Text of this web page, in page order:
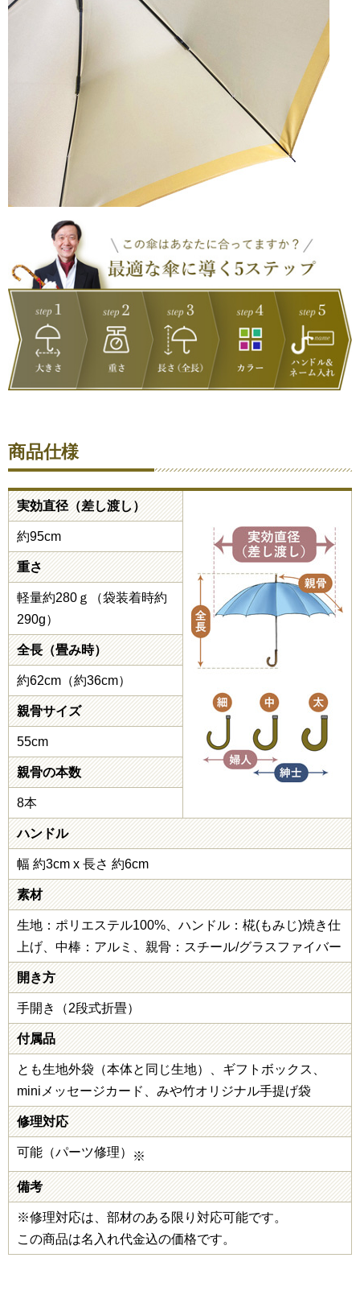
商品仕様
実効直径（差し渡し）
約95cm
重さ
軽量約280ｇ（袋装着時約
290g）
全長（畳み時）
約62cm（約36cm）
親骨サイズ
55cm
親骨の本数
8本
ハンドル
幅 約3cm x 長さ 約6cm
素材
生地：ポリエステル100%、ハンドル：椛(もみじ)焼き仕
上げ、中棒：アルミ、親骨：スチール/グラスファイバー
開き方
手開き（2段式折畳）
付属品
とも生地外袋（本体と同じ生地）、ギフトボックス、
miniメッセージカード、みや竹オリジナル手提げ袋
修理対応
可能（パーツ修理） ※
備考
※修理対応は、部材のある限り対応可能です。
この商品は名入れ代金込の価格です。